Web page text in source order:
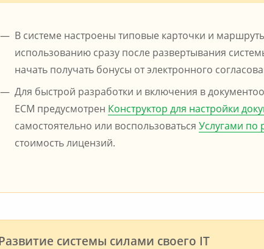
В системе настроены типовые карточки и
использованию сразу после развертывания
начать получать бонусы от электронного
Для быстрой разработки и включения в
ECM предусмотрен Конструктор для настройки
самостоятельно или воспользоваться Услугами по
стоимость лицензий.
Развитие системы силами своего IT